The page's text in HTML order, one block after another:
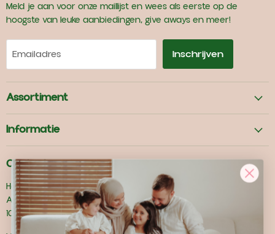
Meld je aan voor onze maillijst en wees als eerste op de
hoogste van leuke aanbiedingen, give aways en meer!
Emailadres Inschrijven
Assortiment
Informatie
Contact
Hemnature B.V
Abberdaan 208
1046AB Amsterdam